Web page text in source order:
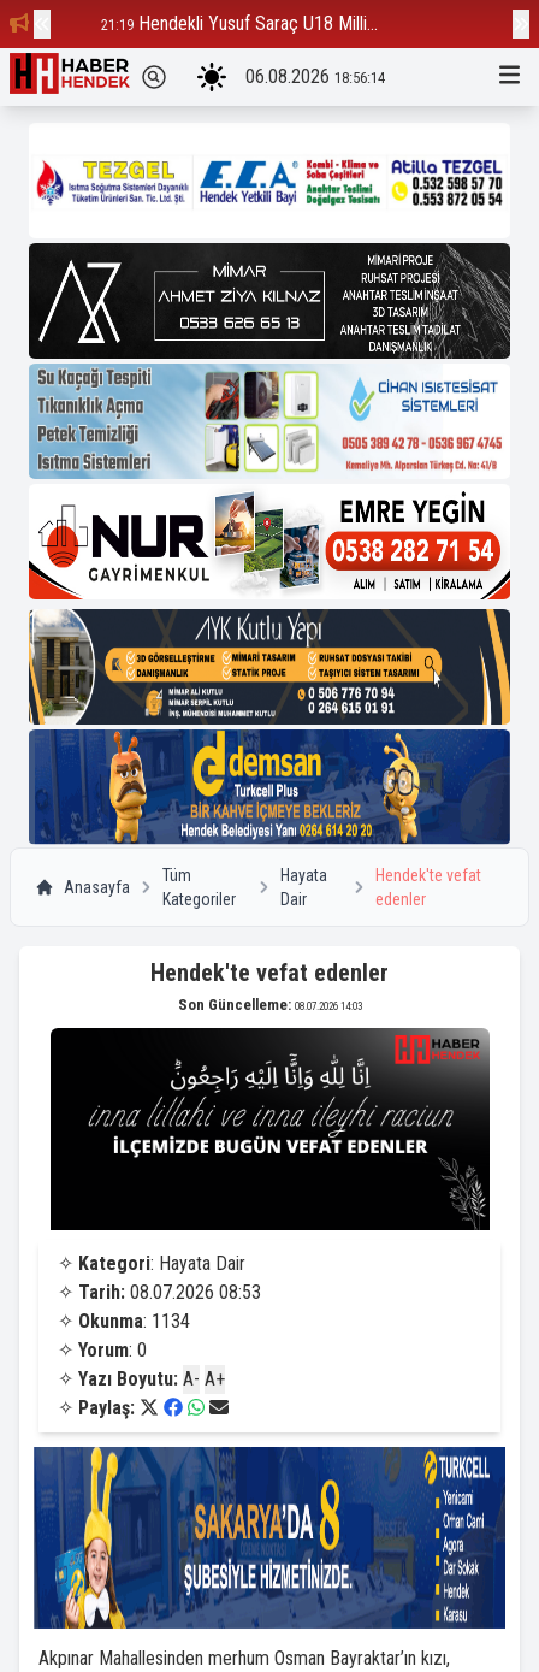
21:19 Hendekli Yusuf Saraç U18 Milli...
06.08.2026 18:56:15
Anasayfa
Tüm
Kategoriler
Hayata
Dair
Hendek'te vefat
edenler
Hendek'te vefat edenler
Son Güncelleme: 08.07.2026 14:03
✧ Kategori: Hayata Dair
✧ Tarih: 08.07.2026 08:53
✧ Okunma: 1134
✧ Yorum: 0
✧ Yazı Boyutu: A- A+
✧ Paylaş:
Akpınar Mahallesinden merhum Osman Bayraktar’ın kızı,